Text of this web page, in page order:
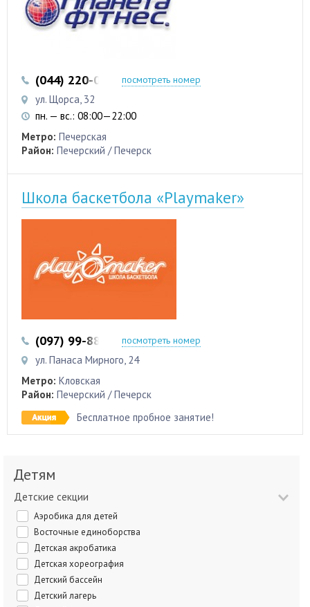
(044) 220-00-20посмотреть номер
ул. Щорса, 32
пн. — вс.: 08:00—22:00
Метро: Печерская
Район: Печерский / Печерск
Школа баскетбола «Playmaker»
(097) 99-88-99-8 (067) 658-53-56
посмотреть номер
ул. Панаса Мирного, 24
Метро: Кловская
Район: Печерский / Печерск
Бесплатное пробное занятие!
Детям
Детские секции
Аэробика для детей
Восточные единоборства
Детская акробатика
Детская хореография
Детский бассейн
Детский лагерь